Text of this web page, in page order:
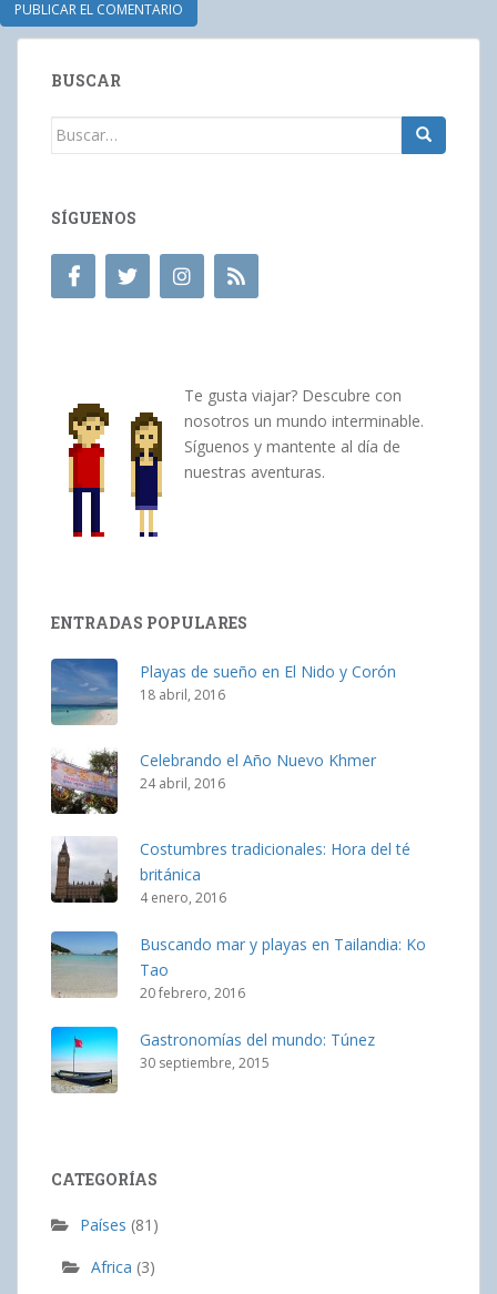
BUSCAR
Buscar:
SÍGUENOS
Te gusta viajar? Descubre con
nosotros un mundo interminable.
Síguenos y mantente al día de
nuestras aventuras.
ENTRADAS POPULARES
Playas de sueño en El Nido y Corón
18 abril, 2016
Celebrando el Año Nuevo Khmer
24 abril, 2016
Costumbres tradicionales: Hora del té
británica
4 enero, 2016
Buscando mar y playas en Tailandia: Ko
Tao
20 febrero, 2016
Gastronomías del mundo: Túnez
30 septiembre, 2015
CATEGORÍAS
Países (81)
Africa (3)